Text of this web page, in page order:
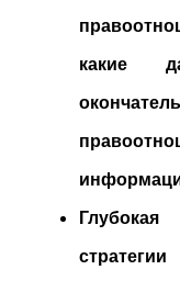
какие